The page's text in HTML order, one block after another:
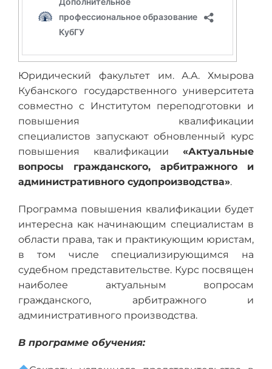
Юридический факультет им. А.А. Хмырова
Кубанского государственного университета
совместно с Институтом переподготовки и
повышения квалификации
специалистов запускают обновленный курс
повышения квалификации «Актуальные
вопросы гражданского, арбитражного и
административного судопроизводства».
Программа повышения квалификации будет
интересна как начинающим специалистам в
области права, так и практикующим юристам,
в том числе специализирующимся на
судебном представительстве. Курс посвящен
наиболее актуальным вопросам
гражданского, арбитражного и
административного производства.
В программе обучения: